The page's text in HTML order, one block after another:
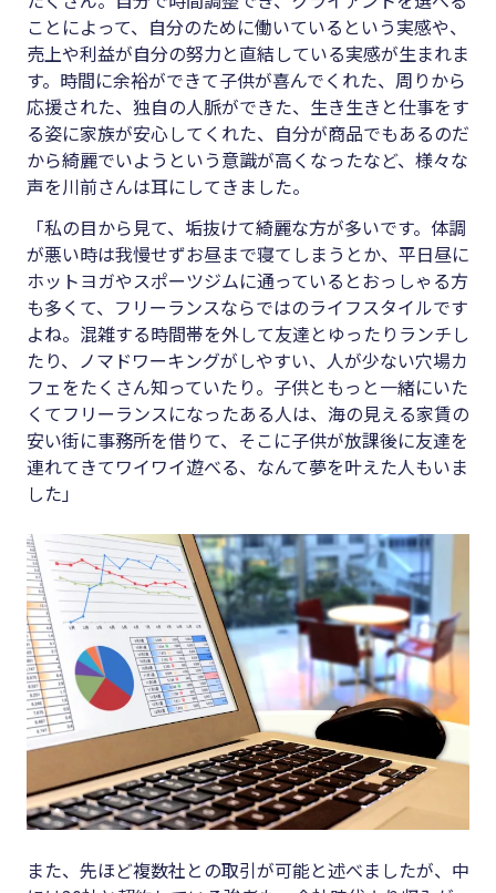
ことによって、自分のために働いているという実感や、
売上や利益が自分の努力と直結している実感が生まれま
す。時間に余裕ができて子供が喜んでくれた、周りから
応援された、独自の人脈ができた、生き生きと仕事をす
る姿に家族が安心してくれた、自分が商品でもあるのだ
から綺麗でいようという意識が高くなったなど、様々な
声を川前さんは耳にしてきました。
「私の目から見て、垢抜けて綺麗な方が多いです。体調
が悪い時は我慢せずお昼まで寝てしまうとか、平日昼に
ホットヨガやスポーツジムに通っているとおっしゃる方
も多くて、フリーランスならではのライフスタイルです
よね。混雑する時間帯を外して友達とゆったりランチし
たり、ノマドワーキングがしやすい、人が少ない穴場カ
フェをたくさん知っていたり。子供ともっと一緒にいた
くてフリーランスになったある人は、海の見える家賃の
安い街に事務所を借りて、そこに子供が放課後に友達を
連れてきてワイワイ遊べる、なんて夢を叶えた人もいま
した」
また、先ほど複数社との取引が可能と述べましたが、中